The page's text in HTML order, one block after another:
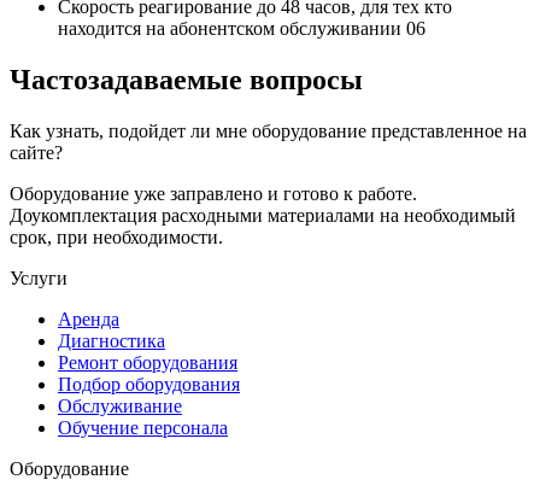
Скорость реагирование до 48 часов, для тех кто
находится на абонентском обслуживании 06
Частозадаваемые вопросы
Как узнать, подойдет ли мне оборудование представленное на
сайте?
Оборудование уже заправлено и готово к работе.
Доукомплектация расходными материалами на необходимый
срок, при необходимости.
Услуги
Аренда
Диагностика
Ремонт оборудования
Подбор оборудования
Обслуживание
Обучение персонала
Оборудование